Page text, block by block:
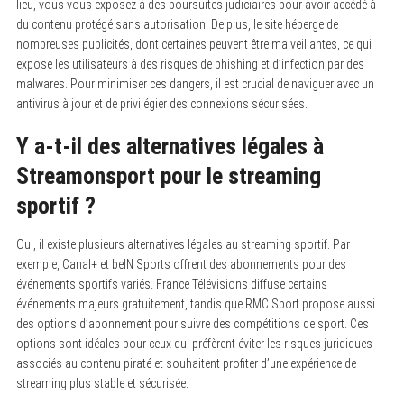
lieu, vous vous exposez à des poursuites judiciaires pour avoir accédé à
du contenu protégé sans autorisation. De plus, le site héberge de
nombreuses publicités, dont certaines peuvent être malveillantes, ce qui
expose les utilisateurs à des risques de phishing et d’infection par des
malwares. Pour minimiser ces dangers, il est crucial de naviguer avec un
antivirus à jour et de privilégier des connexions sécurisées.
Y a-t-il des alternatives légales à
Streamonsport pour le streaming
sportif ?
Oui, il existe plusieurs alternatives légales au streaming sportif. Par
exemple, Canal+ et beIN Sports offrent des abonnements pour des
événements sportifs variés. France Télévisions diffuse certains
événements majeurs gratuitement, tandis que RMC Sport propose aussi
des options d’abonnement pour suivre des compétitions de sport. Ces
options sont idéales pour ceux qui préfèrent éviter les risques juridiques
associés au contenu piraté et souhaitent profiter d’une expérience de
streaming plus stable et sécurisée.